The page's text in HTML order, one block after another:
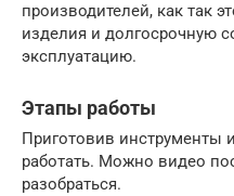
производителей, как так
изделия и долгосрочную
эксплуатацию.
Этапы работы
Приготовив инструменты
работать. Можно видео
разобраться.